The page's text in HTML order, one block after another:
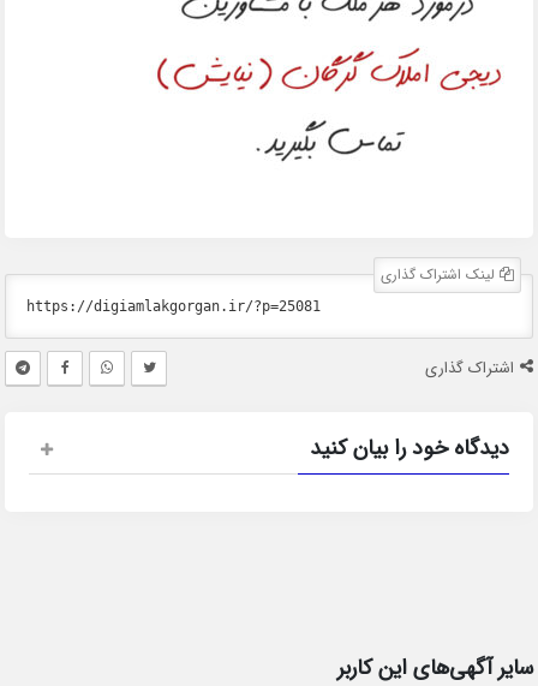
لینک اشتراک گذاری
اشتراک گذاری
دیدگاه خود را بیان کنید
سایر آگهی‌های این کاربر